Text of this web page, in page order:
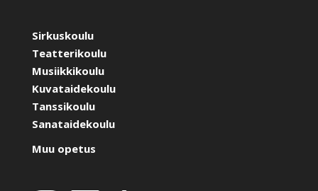
Sirkuskoulu
Teatterikoulu
Musiikkikoulu
Kuvataidekoulu
Tanssikoulu
Sanataidekoulu
Muu opetus